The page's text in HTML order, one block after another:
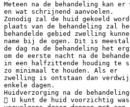
Meteen na de behandeling kan
en wat schrijnend aanvoelen.
Zonodig zal de huid gekoeld
plaats van de behandeling zal
behandelde gebied zwelling
name bij de ogen. Dit is meestal
de dag na de behandeling het
om de eerste nacht na de
in een halfzittende houding te
zo minimaal te houden. Als er
zwelling is ontstaan dan
enkele dagen.
Huidverzorging na de behandeling
 U kunt de huid voorzichtig